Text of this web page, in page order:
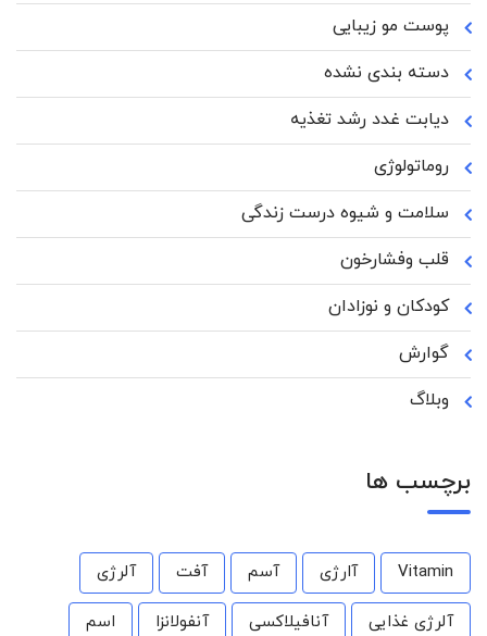
پوست مو زیبایی
دسته بندی نشده
دیابت غدد رشد تغذیه
روماتولوژی
سلامت و شیوه درست زندگی
قلب وفشارخون
کودکان و نوزادان
گوارش
وبلاگ
برچسب ها
Vitamin آارژی آسم آفت آلرژی
آلرژی غذایی آنافیلاکسی آنفولانزا اسم